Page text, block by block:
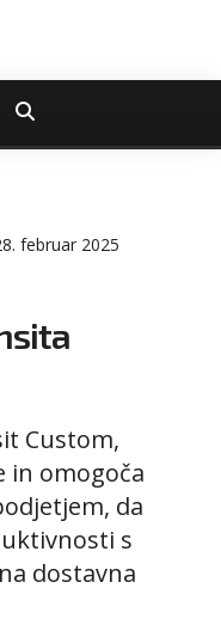
februar 2025
Custom,
in omogoča
da
s
dostavna